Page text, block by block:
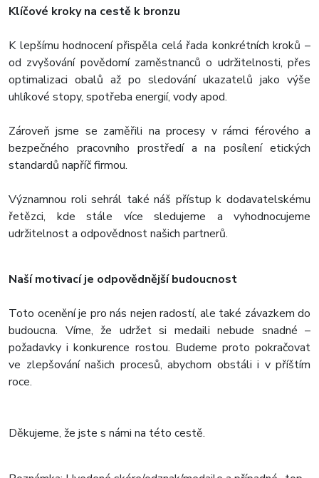
Klíčové kroky na cestě k bronzu
K lepšímu hodnocení přispěla celá řada konkrétních kroků –
od zvyšování povědomí zaměstnanců o udržitelnosti, přes
optimalizaci obalů až po sledování ukazatelů jako výše
uhlíkové stopy, spotřeba energií, vody apod.
Zároveň jsme se zaměřili na procesy v rámci férového a
bezpečného pracovního prostředí a na posílení etických
standardů napříč firmou.
Významnou roli sehrál také náš přístup k dodavatelskému
řetězci, kde stále více sledujeme a vyhodnocujeme
udržitelnost a odpovědnost našich partnerů.
Naší motivací je odpovědnější budoucnost
Toto ocenění je pro nás nejen radostí, ale také závazkem do
budoucna. Víme, že udržet si medaili nebude snadné –
požadavky i konkurence rostou. Budeme proto pokračovat
ve zlepšování našich procesů, abychom obstáli i v příštím
roce.
Děkujeme, že jste s námi na této cestě.